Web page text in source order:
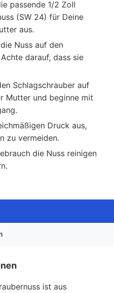
passende 1/2 Zoll
(SW 24) für Deine
aus.
Nuss auf den
darauf, dass sie
Schlagschrauber auf
Mutter und beginne mit
Druck aus,
zu vermeiden.
die Nuss reinigen
ist aus